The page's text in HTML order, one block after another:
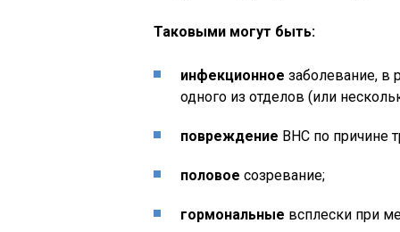
Таковыми могут быть:
инфекционное заболевание, в
одного из отделов (или
повреждение ВНС по причине
половое созревание;
гормональные всплески при